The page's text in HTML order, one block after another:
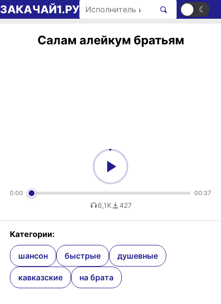
Перейти к содержимому
ЗАКАЧАЙ1.РУ Поиск рингтонов ☀ ☾
Салам алейкум братьям
0:00 00:37
6,1K 427
Категории:
шансон быстрые душевные
кавказские на брата